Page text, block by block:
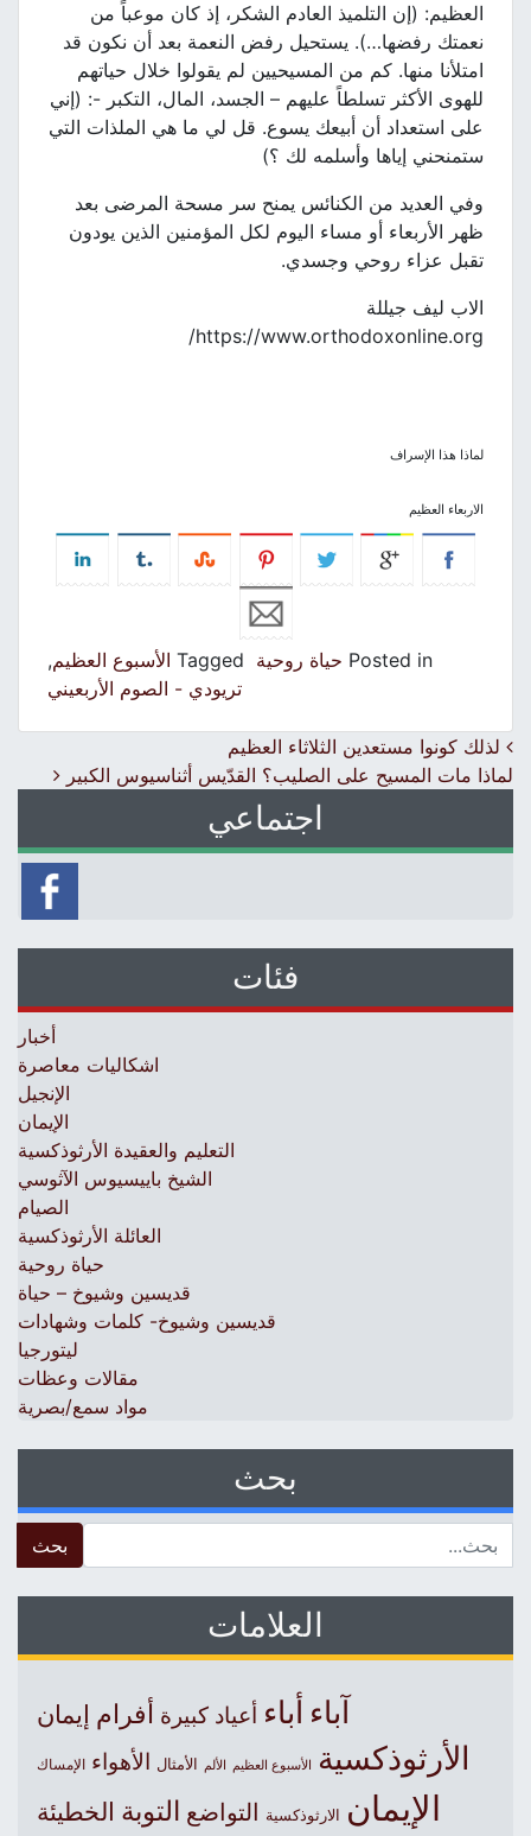
العظيم: (إن التلميذ العادم الشكر، إذ كان موعباً من
نعمتك رفضها…). يستحيل رفض النعمة بعد أن نكون قد
امتلأنا منها. كم من المسيحيين لم يقولوا خلال حياتهم
للهوى الأكثر تسلطاً عليهم – الجسد، المال، التكبر -: (إني
على استعداد أن أبيعك يسوع. قل لي ما هي الملذات التي
ستمنحني إياها وأسلمه لك ؟)
وفي العديد من الكنائس يمنح سر مسحة المرضى بعد
ظهر الأربعاء أو مساء اليوم لكل المؤمنين الذين يودون
تقبل عزاء روحي وجسدي.
الاب ليف جيللة
https://www.orthodoxonline.org/
لماذا هذا الإسراف
الاربعاء العظيم
Posted in حياة روحية Tagged الأسبوع العظيم,
تريودي - الصوم الأربعيني
Post navigation
لذلك كونوا مستعدين الثلاثاء العظيم
لماذا مات المسيح على الصليب؟ القدّيس أثناسيوس الكبير
اجتماعي
فئات
أخبار
اشكاليات معاصرة
الإنجيل
الإيمان
التعليم والعقيدة الأرثوذكسية
الشيخ باييسيوس الآثوسي
الصيام
العائلة الأرثوذكسية
حياة روحية
قديسين وشيوخ – حياة
قديسين وشيوخ- كلمات وشهادات
ليتورجيا
مقالات وعظات
مواد سمع/بصرية
بحث
العلامات
آباءأباء أعياد كبيرة أفرام إيمان
الأرثوذكسية الأسبوع العظيم الألم الأمثال الأهواء الإمساك
الإيمان الارثوذكسية التواضع التوبة الخطيئة